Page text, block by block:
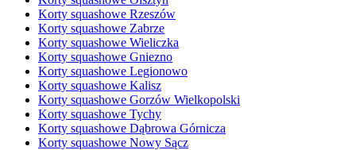
Korty squashowe Rzeszów
Korty squashowe Zabrze
Korty squashowe Wieliczka
Korty squashowe Gniezno
Korty squashowe Legionowo
Korty squashowe Kalisz
Korty squashowe Gorzów Wielkopolski
Korty squashowe Tychy
Korty squashowe Dąbrowa Górnicza
Korty squashowe Nowy Sącz